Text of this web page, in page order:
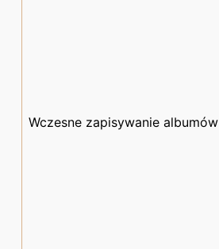
Wczesne zapisywanie albumów